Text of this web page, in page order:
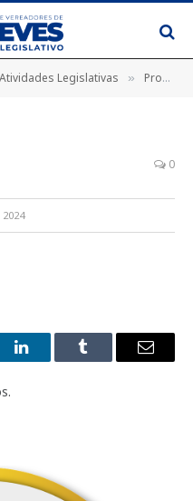
Atividades Legislativas » Projetos de Lei
0
2024
LinkedInTumblr
E-